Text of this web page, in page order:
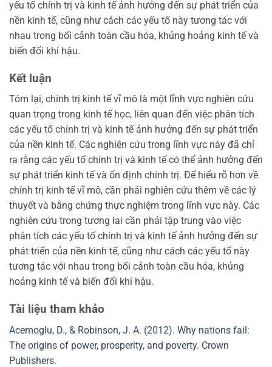
yếu tố chính trị và kinh tế ảnh hưởng đến sự phát triển của
nền kinh tế, cũng như cách các yếu tố này tương tác với
nhau trong bối cảnh toàn cầu hóa, khủng hoảng kinh tế và
biến đổi khí hậu.
Kết luận
Tóm lại, chính trị kinh tế vĩ mô là một lĩnh vực nghiên cứu
quan trọng trong kinh tế học, liên quan đến việc phân tích
các yếu tố chính trị và kinh tế ảnh hưởng đến sự phát triển
của nền kinh tế. Các nghiên cứu trong lĩnh vực này đã chỉ
ra rằng các yếu tố chính trị và kinh tế có thể ảnh hưởng đến
sự phát triển kinh tế và ổn định chính trị. Để hiểu rõ hơn về
chính trị kinh tế vĩ mô, cần phải nghiên cứu thêm về các lý
thuyết và bằng chứng thực nghiệm trong lĩnh vực này. Các
nghiên cứu trong tương lai cần phải tập trung vào việc
phân tích các yếu tố chính trị và kinh tế ảnh hưởng đến sự
phát triển của nền kinh tế, cũng như cách các yếu tố này
tương tác với nhau trong bối cảnh toàn cầu hóa, khủng
hoảng kinh tế và biến đổi khí hậu.
Tài liệu tham khảo
Acemoglu, D., & Robinson, J. A. (2012). Why nations fail:
The origins of power, prosperity, and poverty. Crown
Publishers.